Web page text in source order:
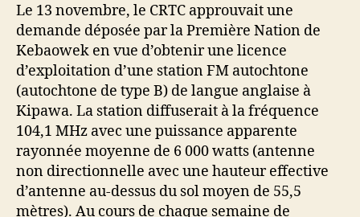
Le 13 novembre, le CRTC approuvait une
demande déposée par la Première Nation de
Kebaowek en vue d’obtenir une licence
d’exploitation d’une station FM autochtone
(autochtone de type B) de langue anglaise à
Kipawa. La station diffuserait à la fréquence
104,1 MHz avec une puissance apparente
rayonnée moyenne de 6 000 watts (antenne
non directionnelle avec une hauteur effective
d’antenne au-dessus du sol moyen de 55,5
mètres). Au cours de chaque semaine de